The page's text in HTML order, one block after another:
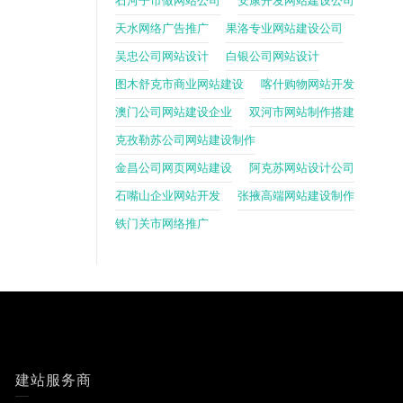
天水网络广告推广 果洛专业网站建设公司
吴忠公司网站设计 白银公司网站设计
图木舒克市商业网站建设 喀什购物网站开发
澳门公司网站建设企业 双河市网站制作搭建
克孜勒苏公司网站建设制作
金昌公司网页网站建设 阿克苏网站设计公司
石嘴山企业网站开发 张掖高端网站建设制作
铁门关市网络推广
建站服务商